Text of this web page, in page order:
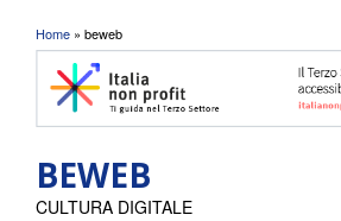
Tu sei qui
Home » beweb
BEWEB
CULTURA DIGITALE